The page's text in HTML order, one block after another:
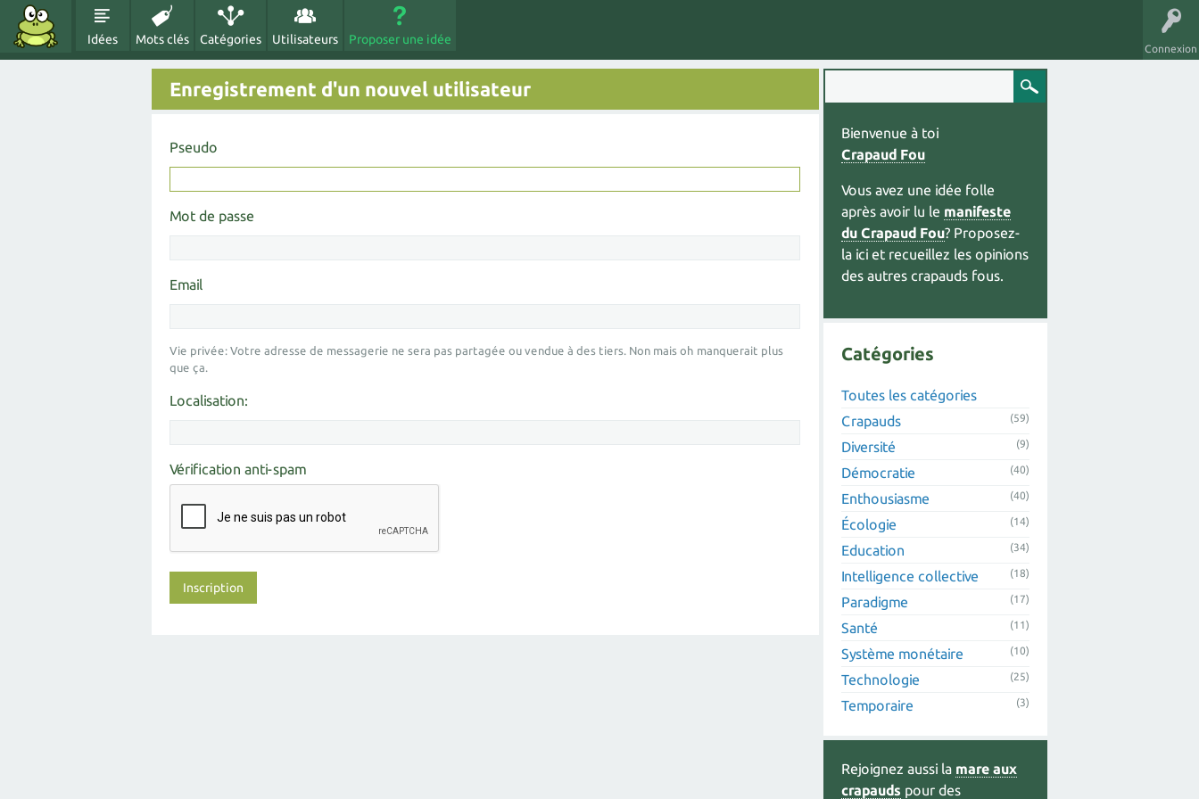
Connexion
Idées Mots clés Catégories Utilisateurs Proposer une idée
Enregistrement d'un nouvel utilisateur
Pseudo
Mot de passe
Email
Vie privée: Votre adresse de messagerie ne sera pas partagée ou vendue à des tiers. Non mais oh manquerait plus
que ça.
Localisation:
Vérification anti-spam
Bienvenue à toi
Crapaud Fou
Vous avez une idée folle
après avoir lu le manifeste
du Crapaud Fou? Proposez-
la ici et recueillez les opinions
des autres crapauds fous.
Catégories
Toutes les catégories
Crapauds
(59)
Diversité (9)
Démocratie (40)
Enthousiasme (40)
Écologie (14)
Education (34)
Intelligence collective (18)
Paradigme (17)
Santé (11)
Système monétaire (10)
Technologie (25)
Temporaire (3)
Rejoignez aussi la mare aux
crapauds pour des